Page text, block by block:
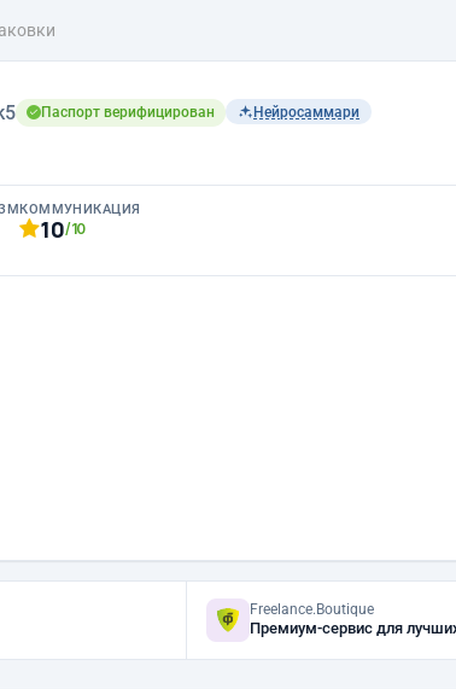
Паспорт верифицирован Нейросаммари
КОММУНИКАЦИЯ
10/10
Freelance.Boutique
Премиум-сервис для